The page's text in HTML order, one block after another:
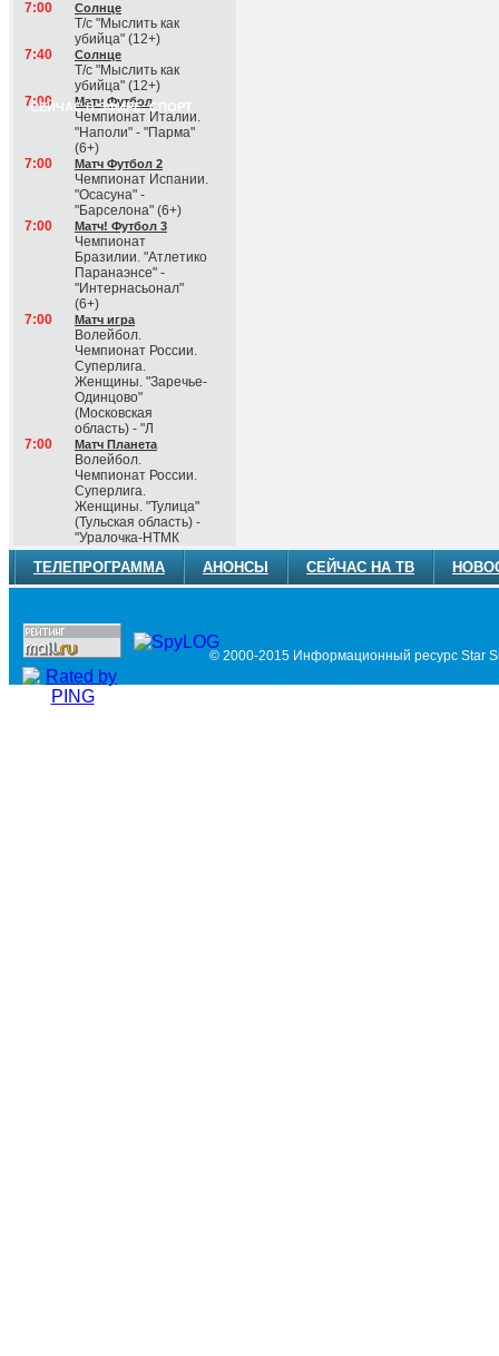
7:00 Солнце
Т/с "Мыслить как
убийца" (12+)
7:40
Солнце
Т/с "Мыслить как
убийца" (12+)
СЕЙЧАС В ЭФИРЕ: СПОРТ
7:00 Матч Футбол
Чемпионат Италии.
"Наполи" - "Парма"
(6+)
7:00
Матч Футбол 2
Чемпионат Испании.
"Осасуна" -
"Барселона" (6+)
7:00
Матч! Футбол 3
Чемпионат
Бразилии. "Атлетико
Паранаэнсе" -
"Интернасьонал"
(6+)
7:00
Матч игра
Волейбол.
Чемпионат России.
Суперлига.
Женщины. "Заречье-
Одинцово"
(Московская
область) - "Л
7:00
Матч Планета
Волейбол.
Чемпионат России.
Суперлига.
Женщины. "Тулица"
(Тульская область) -
"Уралочка-НТМК
ТЕЛЕПРОГРАММА АНОНСЫ СЕЙЧАС НА ТВ
© 2000-2015 Информационный ресурс Star